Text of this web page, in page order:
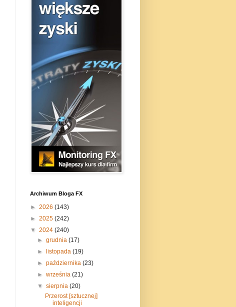
Archiwum Bloga FX
► 2026 (143)
► 2025 (242)
▼ 2024 (240)
►grudnia(17)
►listopada(19)
►października(23)
►września(21)
▼sierpnia(20)
Przerost [sztucznej]
inteligencji